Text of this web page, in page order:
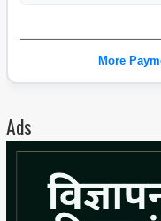
More
Ads